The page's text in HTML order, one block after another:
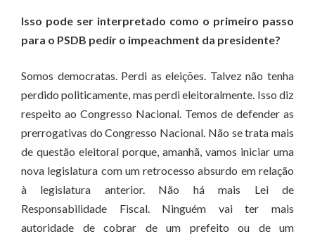
Isso pode ser interpretado como o primeiro passo
para o PSDB pedir o impeachment da presidente?
Somos democratas. Perdi as eleições. Talvez não tenha
perdido politicamente, mas perdi eleitoralmente. Isso diz
respeito ao Congresso Nacional. Temos de defender as
prerrogativas do Congresso Nacional. Não se trata mais
de questão eleitoral porque, amanhã, vamos iniciar uma
nova legislatura com um retrocesso absurdo em relação
à legislatura anterior. Não há mais Lei de
Responsabilidade Fiscal. Ninguém vai ter mais
autoridade de cobrar de um prefeito ou de um